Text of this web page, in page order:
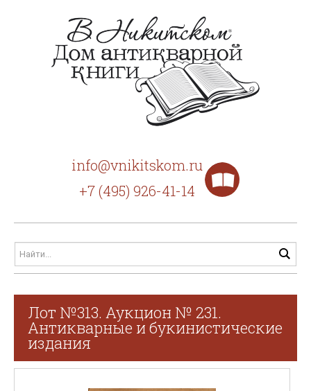
info@vnikitskom.ru
+7 (495) 926-41-14
Лот №313. Аукцион № 231.
Антикварные и букинистические
издания